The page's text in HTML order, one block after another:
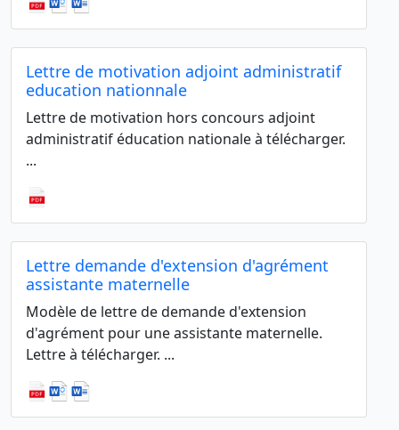
Lettre de motivation adjoint administratif
education nationnale
Lettre de motivation hors concours adjoint
administratif éducation nationale à télécharger.
...
Lettre demande d'extension d'agrément
assistante maternelle
Modèle de lettre de demande d'extension
d'agrément pour une assistante maternelle.
Lettre à télécharger. ...